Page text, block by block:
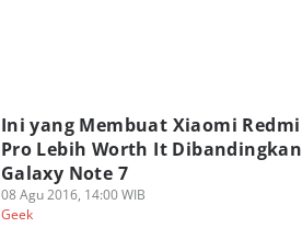
Ini yang Membuat Xiaomi Redmi
Pro Lebih Worth It Dibandingkan
Galaxy Note 7
08 Agu 2016, 14:00 WIB
Geek